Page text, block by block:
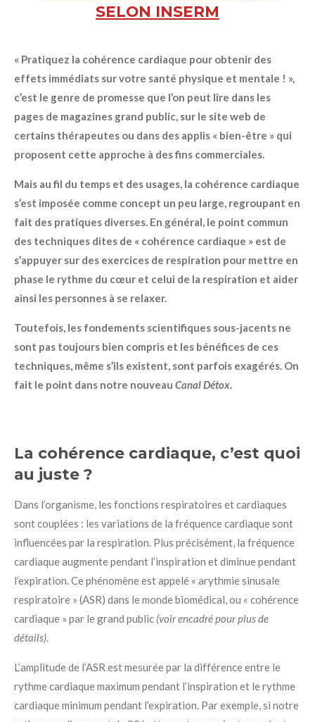
SELON INSERM
« Pratiquez la cohérence cardiaque pour obtenir des
effets immédiats sur votre santé physique et mentale ! »,
c’est le genre de promesse que l’on peut lire dans les
pages de magazines grand public, sur le site web de
certains thérapeutes ou dans des applis « bien-être » qui
proposent cette approche à des fins commerciales.
Mais au fil du temps et des usages, la cohérence cardiaque
s’est imposée comme concept un peu large, regroupant en
fait des pratiques diverses. En général, le point commun
des techniques dites de « cohérence cardiaque » est de
s’appuyer sur des exercices de respiration pour mettre en
phase le rythme du cœur et celui de la respiration et aider
ainsi les personnes à se relaxer.
Toutefois, les fondements scientifiques sous-jacents ne
sont pas toujours bien compris et les bénéfices de ces
techniques, même s’ils existent, sont parfois exagérés. On
fait le point dans notre nouveau Canal Détox.
La cohérence cardiaque, c’est quoi
au juste ?
Dans l’organisme, les fonctions respiratoires et cardiaques
sont couplées : les variations de la fréquence cardiaque sont
influencées par la respiration. Plus précisément, la fréquence
cardiaque augmente pendant l’inspiration et diminue pendant
l’expiration. Ce phénomène est appelé « arythmie sinusale
respiratoire » (ASR) dans le monde biomédical, ou « cohérence
cardiaque » par le grand public (voir encadré pour plus de
détails).
L’amplitude de l’ASR est mesurée par la différence entre le
rythme cardiaque maximum pendant l’inspiration et le rythme
cardiaque minimum pendant l’expiration. Par exemple, si notre